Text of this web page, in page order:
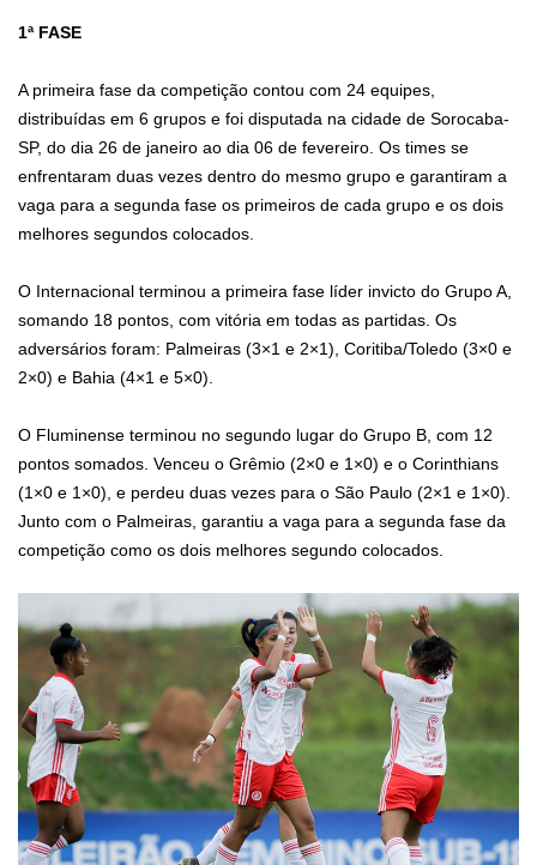
1ª FASE
A primeira fase da competição contou com 24 equipes,
distribuídas em 6 grupos e foi disputada na cidade de Sorocaba-
SP, do dia 26 de janeiro ao dia 06 de fevereiro. Os times se
enfrentaram duas vezes dentro do mesmo grupo e garantiram a
vaga para a segunda fase os primeiros de cada grupo e os dois
melhores segundos colocados.
O Internacional terminou a primeira fase líder invicto do Grupo A,
somando 18 pontos, com vitória em todas as partidas. Os
adversários foram: Palmeiras (3×1 e 2×1), Coritiba/Toledo (3×0 e
2×0) e Bahia (4×1 e 5×0).
O Fluminense terminou no segundo lugar do Grupo B, com 12
pontos somados. Venceu o Grêmio (2×0 e 1×0) e o Corinthians
(1×0 e 1×0), e perdeu duas vezes para o São Paulo (2×1 e 1×0).
Junto com o Palmeiras, garantiu a vaga para a segunda fase da
competição como os dois melhores segundo colocados.